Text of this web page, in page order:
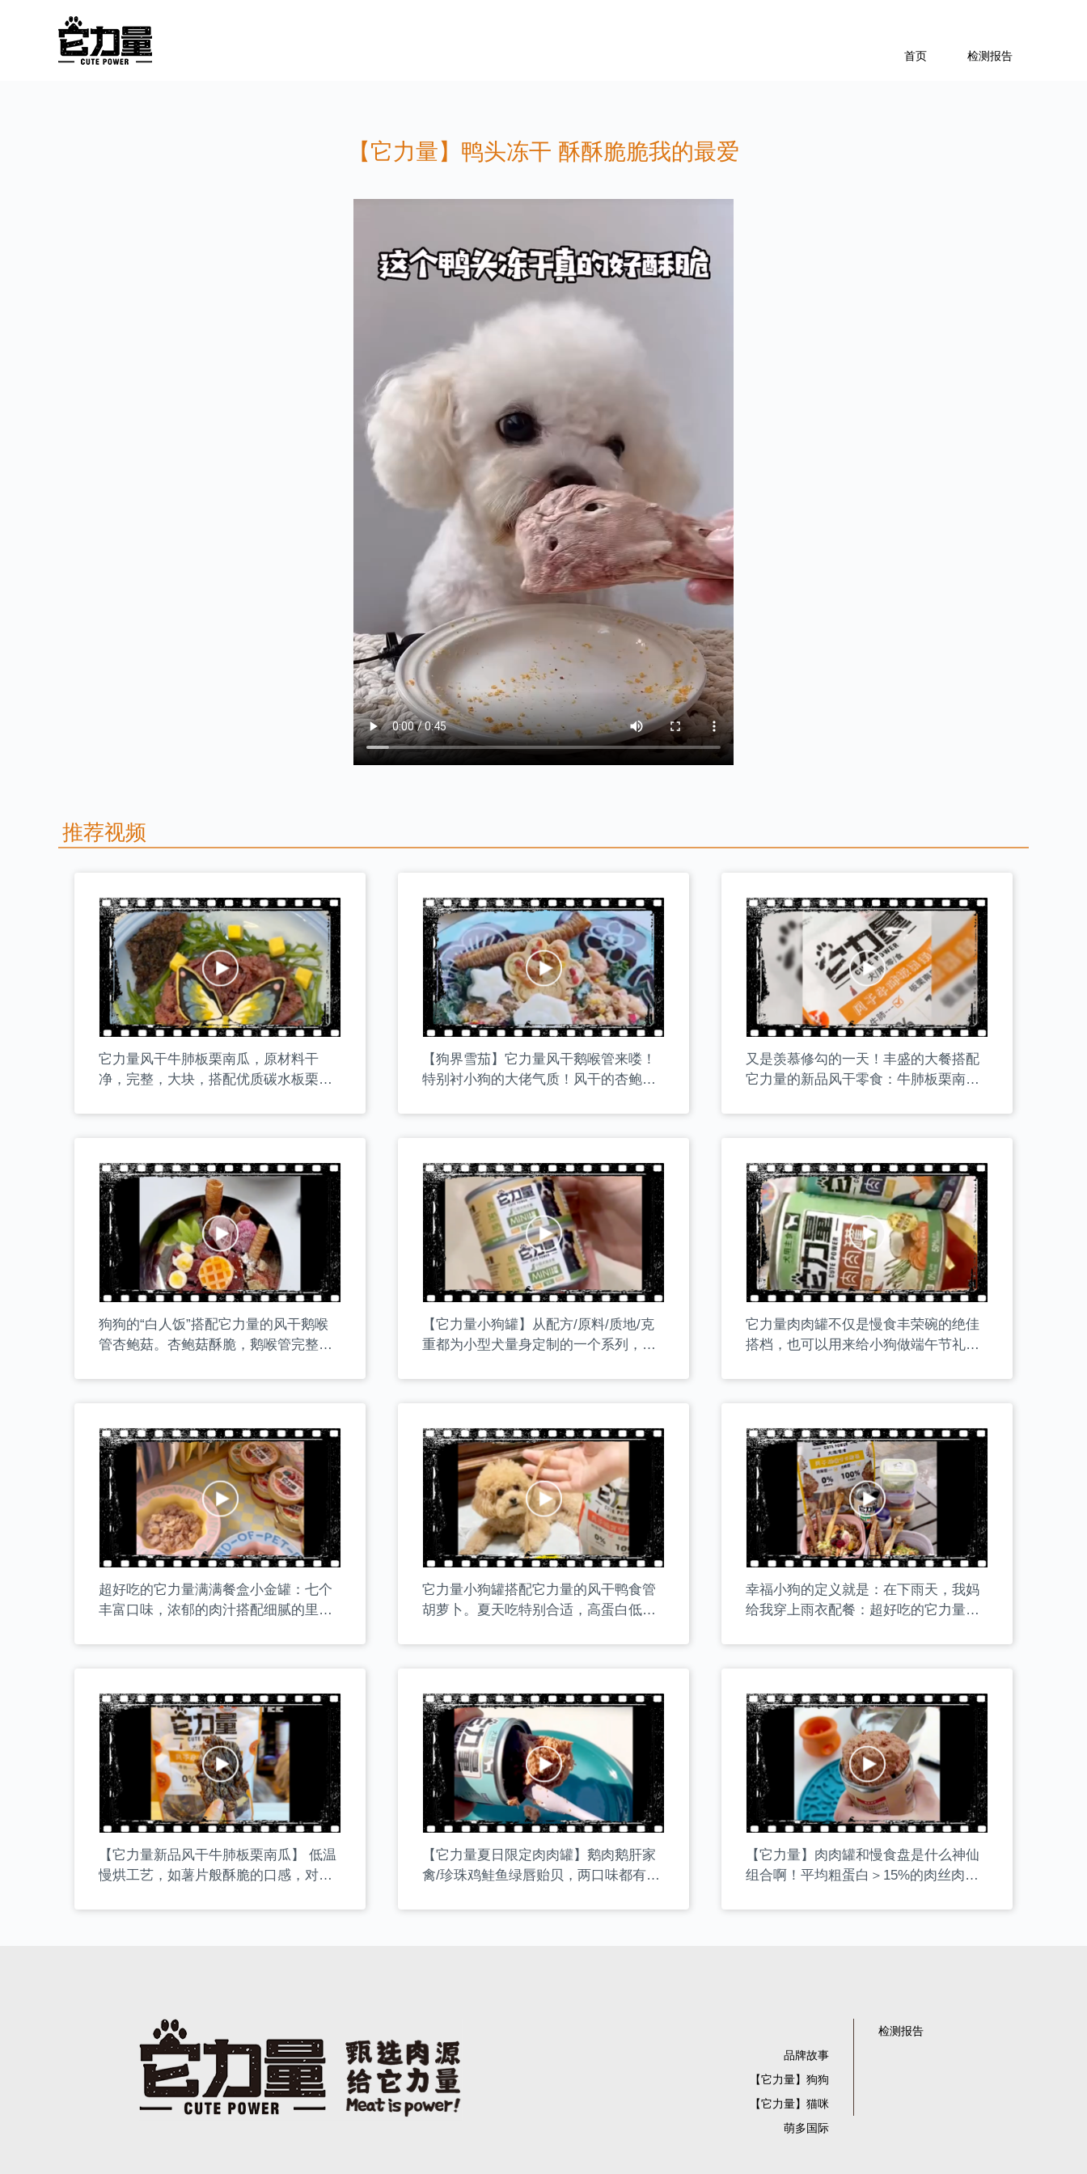
首页 检测报告
【它力量】鸭头冻干 酥酥脆脆我的最爱
推荐视频
它力量风干牛肺板栗南瓜，原材料干
净，完整，大块，搭配优质碳水板栗南
【狗界雪茄】它力量风干鹅喉管来喽！
特别衬小狗的大佬气质！风干的杏鲍菇
光，又能补充多种微量元素！
又是羡慕修勾的一天！丰盛的大餐搭配
它力量的新品风干零食：牛肺板栗南
的碳水来源。一口一块嘎嘣脆！
狗狗的“白人饭”搭配它力量的风干鹅喉
管杏鲍菇。杏鲍菇酥脆，鹅喉管完整大
【它力量小狗罐】从配方/原料/质地/克
重都为小型犬量身定制的一个系列，高
超级食物。
它力量肉肉罐不仅是慢食丰荣碗的绝佳
搭档，也可以用来给小狗做端午节礼物
两脚兽满满的爱！
超好吃的它力量满满餐盒小金罐：七个
丰富口味，浓郁的肉汁搭配细腻的里脊
产餐盒天花板，无限复购！
它力量小狗罐搭配它力量的风干鸭食管
胡萝卜。夏天吃特别合适，高蛋白低
幸福小狗的定义就是：在下雨天，我妈
给我穿上雨衣配餐：超好吃的它力量肉
鲍菇！
【它力量新品风干牛肺板栗南瓜】 低温
慢烘工艺，如薯片般酥脆的口感，对骨
食，是非常优质的小零食哦
【它力量夏日限定肉肉罐】鹅肉鹅肝家
禽/珍珠鸡鲑鱼绿唇贻贝，两口味都有高
列的高性价比和高适口性
【它力量】肉肉罐和慢食盘是什么神仙
组合啊！平均粗蛋白＞15%的肉丝肉泥
狗狗吞咽过快的问题。
品牌故事
【它力量】狗狗
【它力量】猫咪
萌多国际
检测报告